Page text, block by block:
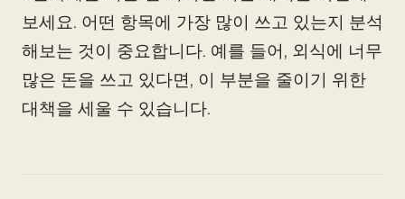
보세요. 어떤 항목에 가장 많이 쓰고 있는지 분석
해보는 것이 중요합니다. 예를 들어, 외식에 너무
많은 돈을 쓰고 있다면, 이 부분을 줄이기 위한
대책을 세울 수 있습니다.